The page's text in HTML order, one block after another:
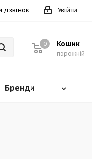
Увійти
дзвінок
Кошик
порожній
0
Бренди